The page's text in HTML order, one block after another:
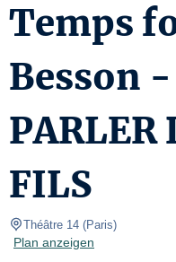
Temps
Besson -
PARLER
FILS
Théâtre 14 (Paris)
Plan anzeigen